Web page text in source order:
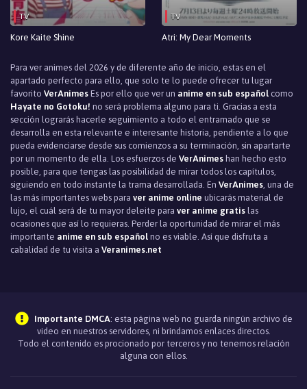
Episodio 21
Episodio 19
Episodio 18
Episodio 17
Episodio 16
Episodio 15
Episodio 14
Episodio 13
Episodio 10
TV
Kore Kaite Shine
TV
Atri: My Dear Moments
Para ver animes del 2026 y de diferente año de inicio, estas en el
apartado perfecto para ello, que solo te lo puede ofrecer tu lugar
favorito VerAnimes Es por ello que ver un anime en sub español como
Hayate no Gotoku! no será problema alguno para ti. Gracias a esta
sección lograrás hacerle seguimiento a todo el entramado que se
desarrolla en esta relevante e interesante historia, pendiente a lo que
pueda evidenciarse desde sus comienzos a su terminación, sin apartarte
por un momento de ella. Los esfuerzos de VerAnimes han hecho esto
posible, para que tengas las posibilidad de mirar todos los capítulos,
siguiendo en todo instante la trama desarrollada. En VerAnimes , una de
las más importantes webs para ver anime online ubicarás material de
lujo, el cuál será de tu mayor deleite para ver anime gratis las
ocasiones que así lo requieras. Perder la oportunidad de mirar el más
importante anime en sub español no es viable. Así que disfruta a
cabalidad de tu visita a Veranimes.net
Importante DMCA: esta página web no guarda ningún archivo de
video en nuestros servidores, ni brindamos enlaces directos.
Todo el contenido es procionado por terceros y no tenemos relación
alguna con ellos.